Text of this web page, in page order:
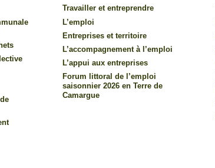
Travailler et entreprendre
L’emploi
Entreprises et territoire
L’accompagnement à l’emploi
L’appui aux entreprises
Forum littoral de l’emploi
saisonnier 2026 en Terre de
Camargue